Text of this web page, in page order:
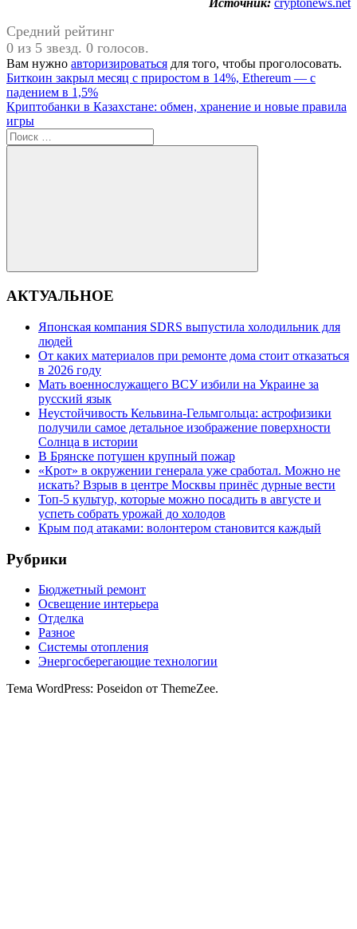
Источник: cryptonews.net
Средний рейтинг
0 из 5 звезд. 0 голосов.
Вам нужно авторизироваться для того, чтобы проголосовать.
Навигация
по
записям
Предыдущая
запись:
Биткоин закрыл месяц с приростом в 14%, Ethereum — с
падением в 1,5%
Следующая
запись:
Криптобанки в Казахстане: обмен, хранение и новые правила
игры
Поиск
для:
Поиск
АКТУАЛЬНОЕ
Японская компания SDRS выпустила холодильник для
людей
От каких материалов при ремонте дома стоит отказаться
в 2026 году
Мать военнослужащего ВСУ избили на Украине за
русский язык
Неустойчивость Кельвина-Гельмгольца: астрофизики
получили самое детальное изображение поверхности
Солнца в истории
В Брянске потушен крупный пожар
«Крот» в окружении генерала уже сработал. Можно не
искать? Взрыв в центре Москвы принёс дурные вести
Топ-5 культур, которые можно посадить в августе и
успеть собрать урожай до холодов
Крым под атаками: волонтером становится каждый
Рубрики
Бюджетный ремонт
Освещение интерьера
Отделка
Разное
Системы отопления
Энергосберегающие технологии
Тема WordPress: Poseidon от ThemeZee.